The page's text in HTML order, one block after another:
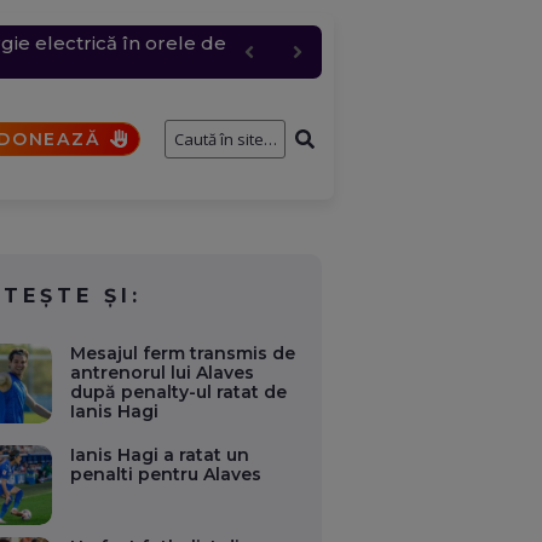
industriali, dacă e
electrică în orele de
cererea a urcat
logistic cheie
consilier
ȘI:
Mesajul ferm transmis de
antrenorul lui Alaves
după penalty-ul ratat de
Ianis Hagi
Ianis Hagi a ratat un
penalti pentru Alaves